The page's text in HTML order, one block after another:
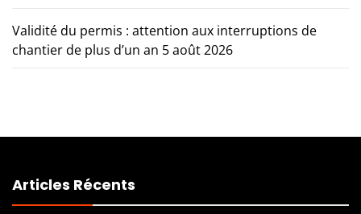
Validité du permis : attention aux interruptions de
chantier de plus d’un an 5 août 2026
Articles Récents